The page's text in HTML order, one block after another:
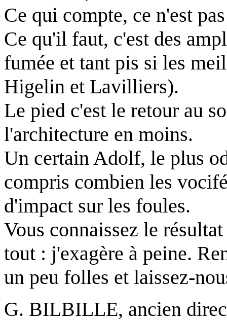
Ce qui compte, ce n'est
Ce qu'il faut, c'est des
fumée et tant pis si les
Higelin et Lavilliers).
Le pied c'est le retour au
l'architecture en moins.
Un certain Adolf, le plus
compris combien les
d'impact sur les foules.
Vous connaissez le
tout : j'exagère à peine.
un peu folles et laissez-
G. BILBILLE, ancien